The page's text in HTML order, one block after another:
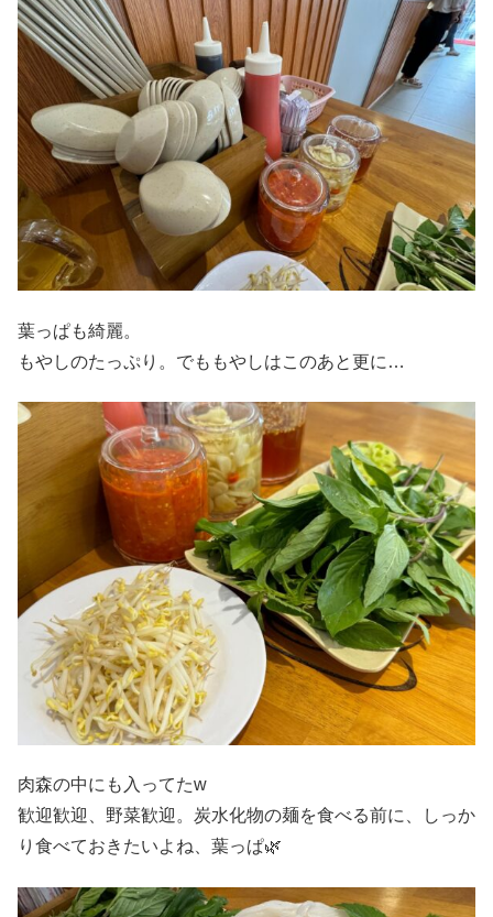
葉っぱも綺麗。
もやしのたっぷり。でももやしはこのあと更に…
肉森の中にも入ってたw
歓迎歓迎、野菜歓迎。炭水化物の麺を食べる前に、しっか
り食べておきたいよね、葉っぱ🌿